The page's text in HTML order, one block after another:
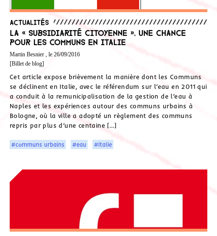
Actualités
La « subsidiarité citoyenne », une chance
pour les communs en Italie
Martin Besnier , le 26/09/2016
[Billet de blog]
Cet article expose brièvement la manière dont les Communs
se déclinent en Italie, avec le référendum sur l’eau en 2011 qui
a conduit à la remunicipalisation de la gestion de l’eau à
Naples et les expériences autour des communs urbains à
Bologne, où la ville a adopté un règlement des communs
repris par plus d’une centaine […]
#communs urbains #eau #Italie